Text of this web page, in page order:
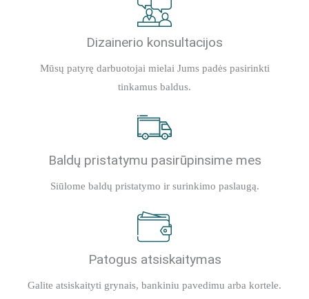
Dizainerio konsultacijos
Mūsų patyrę darbuotojai mielai Jums padės pasirinkti
tinkamus baldus.
Baldų pristatymu pasirūpinsime mes
Siūlome baldų pristatymo ir surinkimo paslaugą.
Patogus atsiskaitymas
Galite atsiskaityti grynais, bankiniu pavedimu arba kortele.